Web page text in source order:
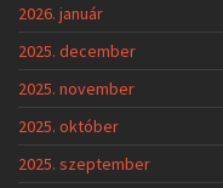
2026. január
2025. december
2025. november
2025. október
2025. szeptember